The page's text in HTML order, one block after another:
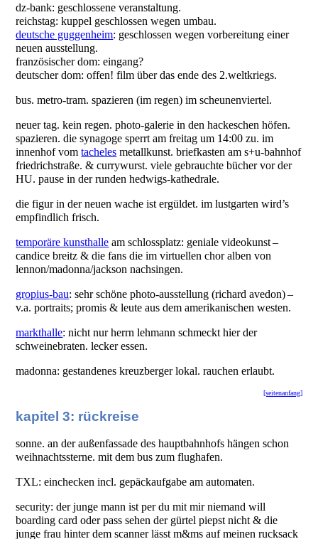
dz-bank: geschlossene veranstaltung.
reichstag: kuppel geschlossen wegen umbau.
deutsche guggenheim: geschlossen wegen vorbereitung einer
neuen ausstellung.
französischer dom: eingang?
deutscher dom: offen! film über das ende des 2.weltkriegs.
bus. metro-tram. spazieren (im regen) im scheunenviertel.
neuer tag. kein regen. photo-galerie in den hackeschen höfen.
spazieren. die synagoge sperrt am freitag um 14:00 zu. im
innenhof vomtacheles metallkunst. briefkasten am s+u-bahnhof
friedrichstraße. & currywurst. viele gebrauchte bücher vor der
HU. pause in der runden hedwigs-kathedrale.
die figur in der neuen wache ist ergüldet. im lustgarten wird’s
empfindlich frisch.
temporäre kunsthalle am schlossplatz: geniale videokunst –
candice breitz & die fans die im virtuellen chor alben von
lennon/madonna/jackson nachsingen.
gropius-bau: sehr schöne photo-ausstellung (richard avedon) –
v.a. portraits; promis & leute aus dem amerikanischen westen.
markthalle: nicht nur herrn lehmann schmeckt hier der
schweinebraten. lecker essen.
madonna: gestandenes kreuzberger lokal. rauchen erlaubt.
[seitenanfang]
kapitel 3: rückreise
sonne. an der außenfassade des hauptbahnhofs hängen schon
weihnachtssterne. mit dem bus zum flughafen.
TXL: einchecken incl. gepäckaufgabe am automaten.
security: der junge mann ist per du mit mir niemand will
boarding card oder pass sehen der gürtel piepst nicht & die
junge frau hinter dem scanner lässt m&ms auf meinen rucksack